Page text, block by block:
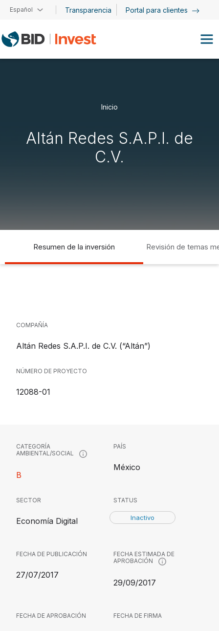
Pasar al contenido principal
Español Transparencia Portal para clientes
Inicio
Altán Redes S.A.P.I. de
C.V.
Resumen de la inversión Revisión de temas
COMPAÑÍA
Altán Redes S.A.P.I. de C.V. (“Altán”)
NÚMERO DE PROYECTO
12088-01
CATEGORÍA
AMBIENTAL/SOCIAL
B
PAÍS
México
SECTOR
Economía Digital
STATUS
Inactivo
FECHA DE PUBLICACIÓN
27/07/2017
FECHA ESTIMADA DE
APROBACIÓN
29/09/2017
FECHA DE APROBACIÓN FECHA DE FIRMA